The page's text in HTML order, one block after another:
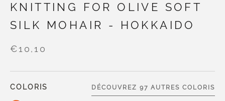
KNITTING FOR OLIVE SOFT
SILK MOHAIR - HOKKAIDO
€10,10
COLORIS DÉCOUVREZ 97 AUTRES COLORIS